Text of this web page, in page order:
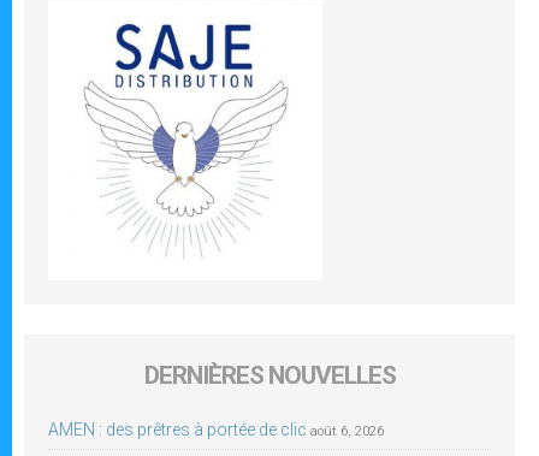
DERNIÈRES NOUVELLES
AMEN : des prêtres à portée de clic août 6, 2026